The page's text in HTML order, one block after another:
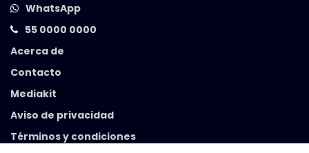
WhatsApp
55 0000 0000
Acerca de
Contacto
Mediakit
Aviso de privacidad
Términos y condiciones